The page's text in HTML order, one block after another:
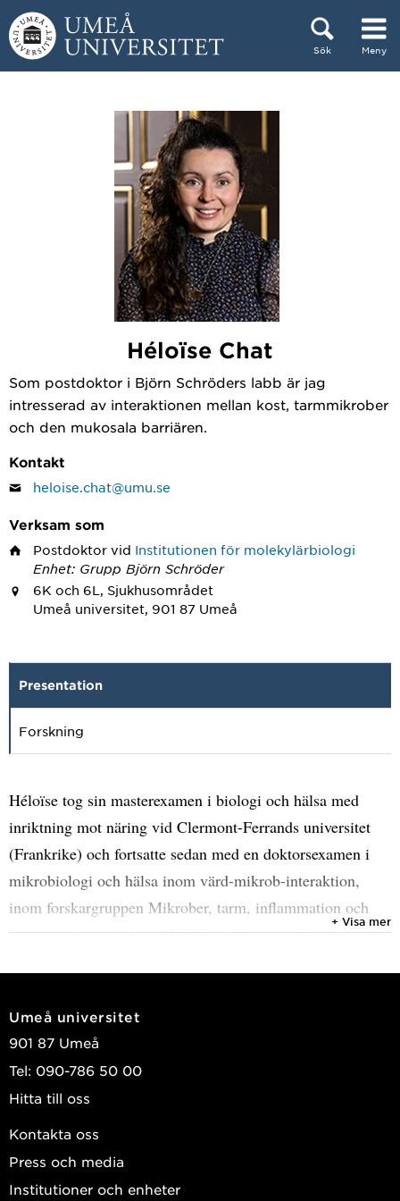
Hoppa direkt till innehållet
Sök Meny
Héloïse Chat
Som postdoktor i Björn Schröders labb är jag
intresserad av interaktionen mellan kost, tarmmikrober
och den mukosala barriären.
Kontakt
heloise.chat@umu.se
Verksam som
Postdoktor vid Institutionen för molekylärbiologi
Enhet: Grupp Björn Schröder
6K och 6L, Sjukhusområdet
Umeå universitet, 901 87 Umeå
Presentation
Forskning
Héloïse tog sin masterexamen i biologi och hälsa med
inriktning mot näring vid Clermont-Ferrands universitet
(Frankrike) och fortsatte sedan med en doktorsexamen i
mikrobiologi och hälsa inom värd-mikrob-interaktion,
inom forskargruppen Mikrober, tarm, inflammation och
känslighet hos värden (M2ISH), i Clermont-Ferrand.
utvecklingen av kolorektal cancer. Hon utvecklade ett
intresse för att förstå hur sådana patogener kunde passera
det skyddande slemlagret.
Héloïse började i
postdoktor i juni 2025 för att studera kostens inverkan på
tarmfloran och det skyddande tarmslemhinnan.
+ Visa mer
Umeå universitet
901 87 Umeå
Tel: 090-786 50 00
Hitta till oss
Kontakta oss
Press och media
Institutioner och enheter